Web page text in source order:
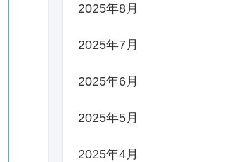
2025年8月
2025年7月
2025年6月
2025年5月
2025年4月